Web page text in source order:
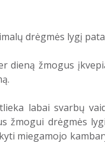
drėgmės lygį
dieną žmogus
labai svarbų
žmogui drėgmės
miegamojo